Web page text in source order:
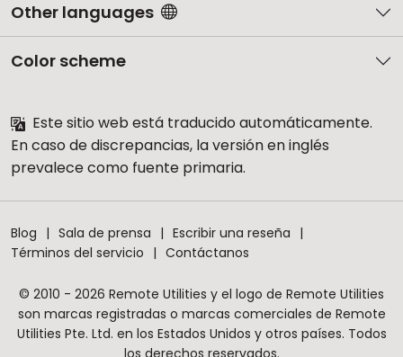
Other languages
Color scheme
Este sitio web está traducido automáticamente.
En caso de discrepancias, la versión en inglés
prevalece como fuente primaria.
Blog Sala de prensa
Escribir una reseña
Términos del servicio
Contáctanos
© 2010 - 2026 Remote Utilities y el logo de Remote Utilities
son marcas registradas o marcas comerciales de Remote
Utilities Pte. Ltd. en los Estados Unidos y otros países. Todos
los derechos reservados.